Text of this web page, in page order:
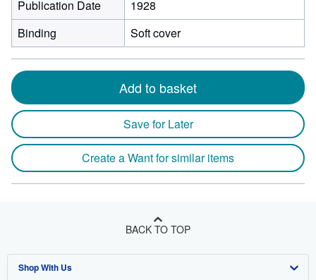
Publication Date
1928
Binding
Soft cover
Add to basket
Save for Later
Create a Want for similar items
BACK TO TOP
Shop With Us